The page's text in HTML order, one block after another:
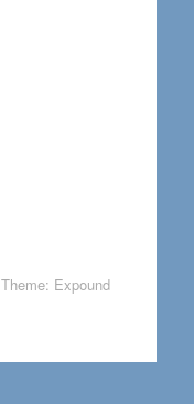
Theme: Expound